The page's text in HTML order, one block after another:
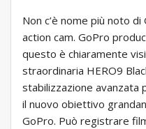
Non c’è nome più noto
action cam. GoPro
questo è chiaramente
straordinaria HERO9
stabilizzazione avanzata
il nuovo obiettivo
GoPro. Può registrare